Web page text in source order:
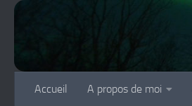
Accueil A propos de moi